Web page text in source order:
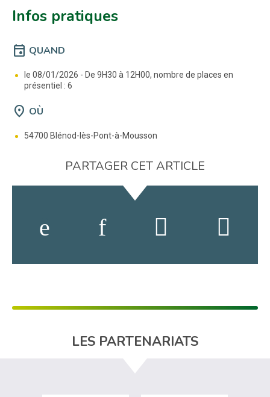
Infos pratiques
event QUAND
le 08/01/2026 - De 9H30 à 12H00, nombre de places en
présentiel : 6
location_on OÙ
54700 Blénod-lès-Pont-à-Mousson
PARTAGER CET ARTICLE
LES PARTENARIATS